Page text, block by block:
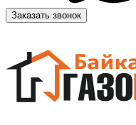
Заказать звонок